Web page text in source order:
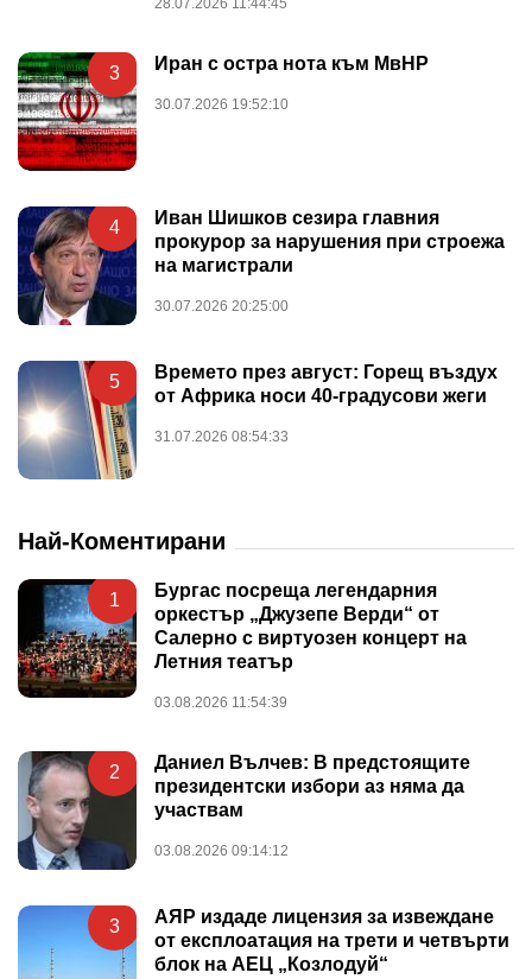
3 Иран с остра нота към МвНР
30.07.2026 19:52:10
4
Иван Шишков сезира главния
прокурор за нарушения при строежа
на магистрали
30.07.2026 20:25:00
5
Времето през август: Горещ въздух
от Африка носи 40-градусови жеги
31.07.2026 08:54:33
Най-Коментирани
1
Бургас посреща легендарния
оркестър „Джузепе Верди“ от
Салерно с виртуозен концерт на
Летния театър
03.08.2026 11:54:39
2
Даниел Вълчев: В предстоящите
президентски избори аз няма да
участвам
03.08.2026 09:14:12
3
АЯР издаде лицензия за извеждане
от експлоатация на трети и четвърти
блок на АЕЦ „Козлодуй“